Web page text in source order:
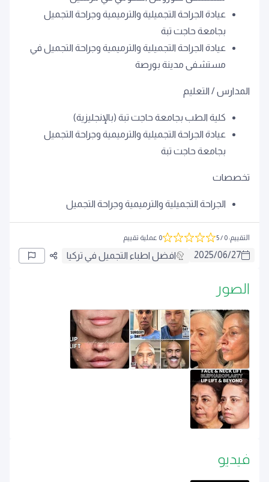
عيادة الجراحة التجميلية والترميمية وجراحة التجميل
بجامعة حاجت تبة
عيادة الجراحة التجميلية والترميمية وجراحة التجميل في
مستشفى مدينة بورصة
المدارس / التعليم
كلية الطب بجامعة حاجت تبة (بالإنجليزية)
عيادة الجراحة التجميلية والترميمية وجراحة التجميل
بجامعة حاجت تبة
تخصصات
الجراحة التجميلية والترميمية وجراحة التجميل
التقييم:
0
/ 5 0 عملية تقييم
2025/06/27 افضل اطباء التجميل في تركيا
الصور
فيديو